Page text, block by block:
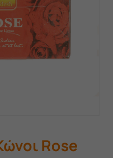
Rose